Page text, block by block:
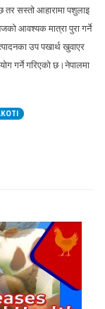
तर सस्तो आहारामा पशुलाइ
आवश्यक मात्रा पुरा गर्ने
उप पखार्थ खुवाएर
गर्ने गरिएको छ।नेपालमा